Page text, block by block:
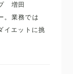
増田
。業務では
イエットに挑